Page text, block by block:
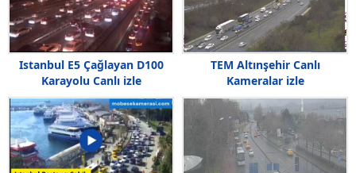
Istanbul E5 Çağlayan D100
Karayolu Canlı izle
TEM Altınşehir Canlı
Kameralar izle